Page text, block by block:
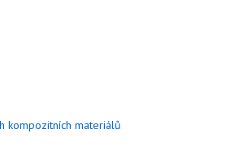
kompozitních materiálů